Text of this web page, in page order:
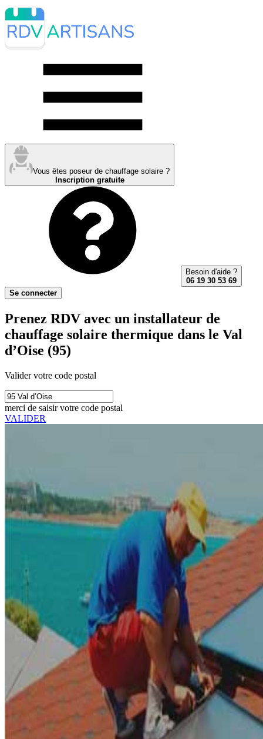
Vous êtes poseur de chauffage solaire ?
Inscription gratuite
Besoin d'aide ?
06 19 30 53 69
Se connecter
Prenez RDV avec un installateur de
chauffage solaire thermique dans le Val
d’Oise (95)
Valider votre code postal
merci de saisir votre code postal
VALIDER